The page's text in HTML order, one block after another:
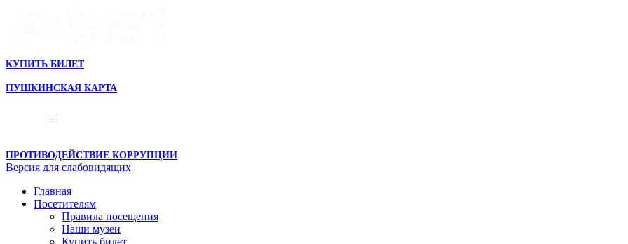
КУПИТЬ БИЛЕТ
ПУШКИНСКАЯ КАРТА
ПРОТИВОДЕЙСТВИЕ КОРРУПЦИИ
Версия для слабовидящих
Главная
Посетителям
Правила посещения
Наши музеи
Купить билет